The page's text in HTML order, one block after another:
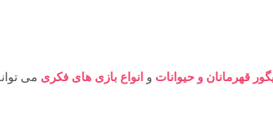
قهرمانان و حیوانات و انواع بازی های فکری می